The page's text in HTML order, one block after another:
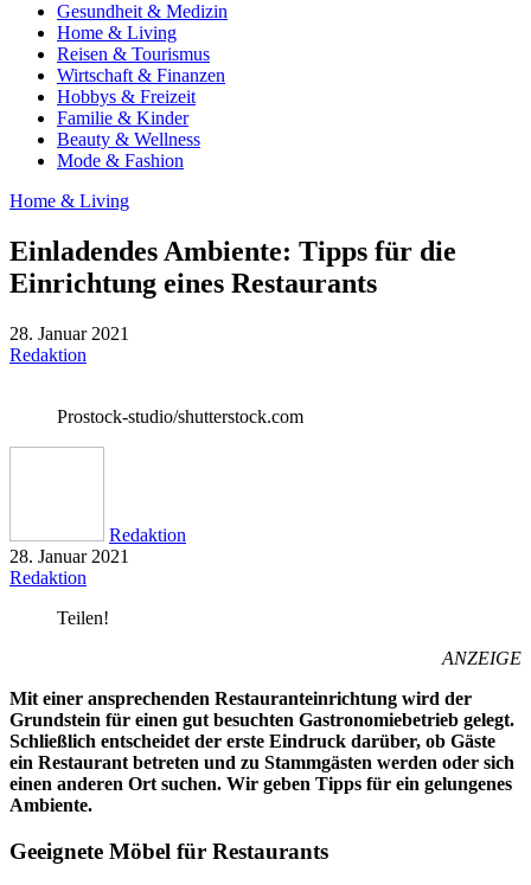
Gesundheit & Medizin
Home & Living
Reisen & Tourismus
Wirtschaft & Finanzen
Hobbys & Freizeit
Familie & Kinder
Beauty & Wellness
Mode & Fashion
Home & Living
Einladendes Ambiente: Tipps für die
Einrichtung eines Restaurants
28. Januar 2021
Redaktion
Prostock-studio/shutterstock.com
Redaktion
28. Januar 2021
Redaktion
Teilen!
ANZEIGE
Mit einer ansprechenden Restauranteinrichtung wird der
Grundstein für einen gut besuchten Gastronomiebetrieb gelegt.
Schließlich entscheidet der erste Eindruck darüber, ob Gäste
ein Restaurant betreten und zu Stammgästen werden oder sich
einen anderen Ort suchen. Wir geben Tipps für ein gelungenes
Ambiente.
Geeignete Möbel für Restaurants